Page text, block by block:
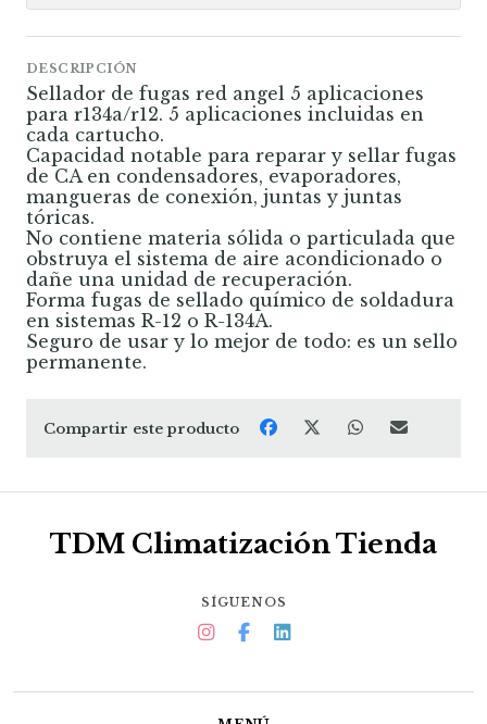
DESCRIPCIÓN
Sellador de fugas red angel 5 aplicaciones
para r134a/r12. 5 aplicaciones incluidas en
cada cartucho.
Capacidad notable para reparar y sellar fugas
de CA en condensadores, evaporadores,
mangueras de conexión, juntas y juntas
tóricas.
No contiene materia sólida o particulada que
obstruya el sistema de aire acondicionado o
dañe una unidad de recuperación.
Forma fugas de sellado químico de soldadura
en sistemas R-12 o R-134A.
Seguro de usar y lo mejor de todo: es un sello
permanente.
Compartir este producto
TDM Climatización Tienda
SÍGUENOS